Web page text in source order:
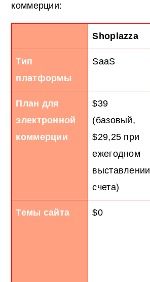
коммерции:
Shoplazza
Тип
платформы
SaaS
План для
электронной
коммерции
$39
(базовый,
$29,25 при
ежегодном
выставлении
счета)
Темы сайта $0